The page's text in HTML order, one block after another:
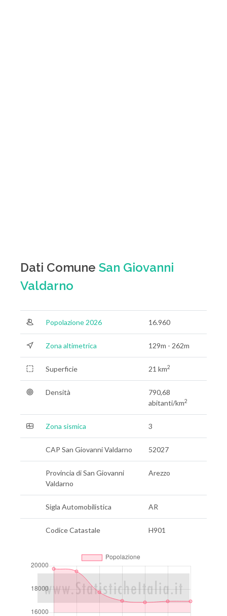
Dati Comune San Giovanni
Valdarno
Popolazione 2026 16.960
Zona altimetrica 129m - 262m
Superficie 21 km2
Densità
790,68
abitanti/km2
Zona sismica 3
CAP San Giovanni Valdarno 52027
Provincia di San Giovanni
Valdarno
Arezzo
Sigla Automobilistica AR
Codice Catastale H901